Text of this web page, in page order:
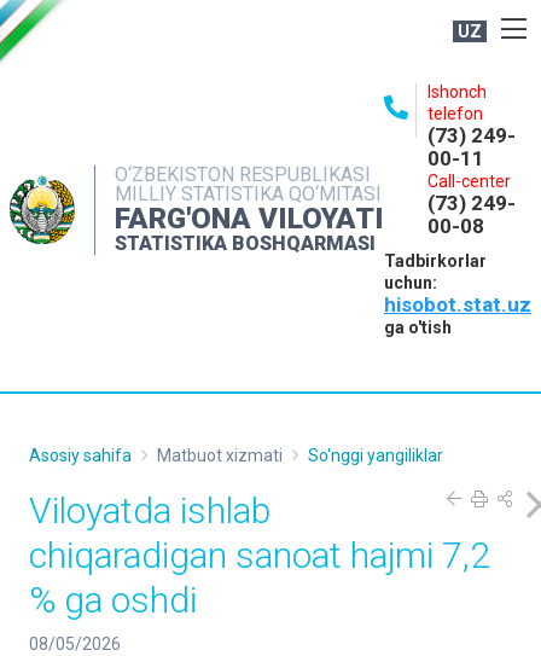
UZ
O‘ZBEKISTON RESPUBLIKASI
MILLIY STATISTIKA QO‘MITASI
FARG'ONA VILOYATI
STATISTIKA BOSHQARMASI
Ishonch
telefon
(73) 249-
00-11
Call-center
(73) 249-
00-08
Tadbirkorlar
uchun:
hisobot.stat.uz
ga o'tish
NASHRLAR
INTERAKTIV XIZMATLAR
MATBUOT XIZMATI
Asosiy sahifa Matbuot xizmati So'nggi yangiliklar
Viloyatda ishlab
chiqaradigan sanoat hajmi 7,2
% ga oshdi
08/05/2026